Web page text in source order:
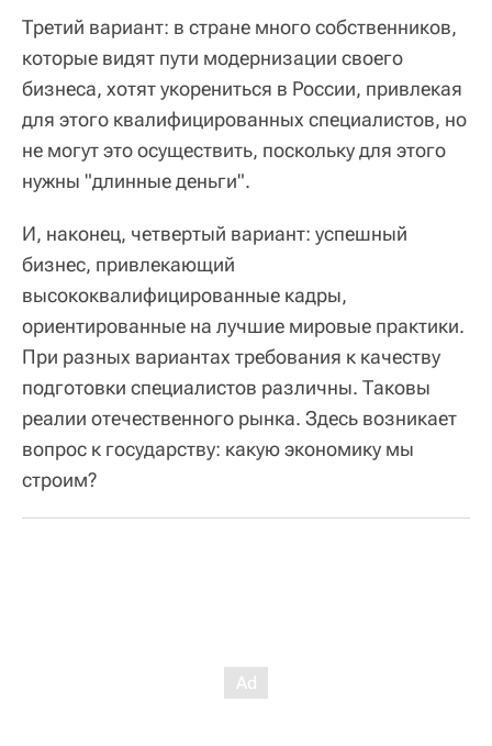
Третий вариант: в стране много собственников,
которые видят пути модернизации своего
бизнеса, хотят укорениться в России, привлекая
для этого квалифицированных специалистов, но
не могут это осуществить, поскольку для этого
нужны "длинные деньги".
И, наконец, четвертый вариант: успешный
бизнес, привлекающий
высококвалифицированные кадры,
ориентированные на лучшие мировые практики.
При разных вариантах требования к качеству
подготовки специалистов различны. Таковы
реалии отечественного рынка. Здесь возникает
вопрос к государству: какую экономику мы
строим?